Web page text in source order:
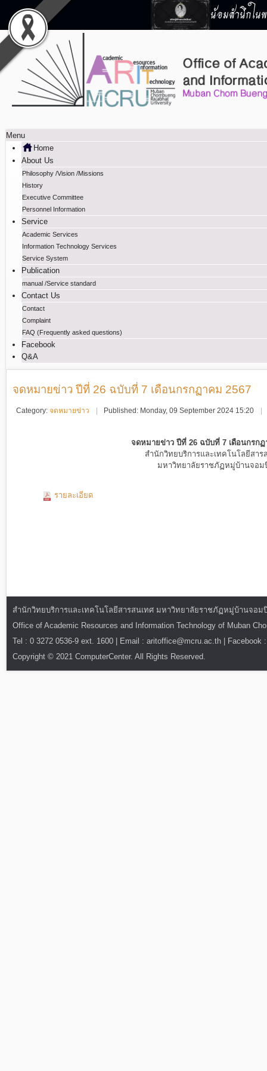
น้อมสำนึกใน
Menu
Home
About Us
Philosophy /Vision /Missions
History
Executive Committee
Personnel Information
Service
Academic Services
Information Technology Services
Service System
Publication
manual /Service standard
Contact Us
Contact
Complaint
FAQ (Frequently asked questions)
Facebook
Q&A
จดหมายข่าว ปีที่ 26 ฉบับที่ 7 เดือนกรกฏาคม 2567
Category: จดหมายข่าว Published: Monday, 09 September 2024 15:20
จดหมายข่าว ปีที่ 26 ฉบับที่ 7 เดือนกรกฏ
สำนักวิทยบริการและเทคโนโลยีสาร
มหาวิทยาลัยราชภัฏหมู่บ้านจอม
รายละเอียด
สำนักวิทยบริการและเทคโนโลยีสารสนเทศ มหาวิทยาลัยราชภัฏหมู่บ้านจอ
Office of Academic Resources and Information Technology of Muban
Tel : 0 3272 0536-9 ext. 1600 | Email : aritoffice@mcru.ac.th | Facebook
Copyright © 2021 ComputerCenter. All Rights Reserved.